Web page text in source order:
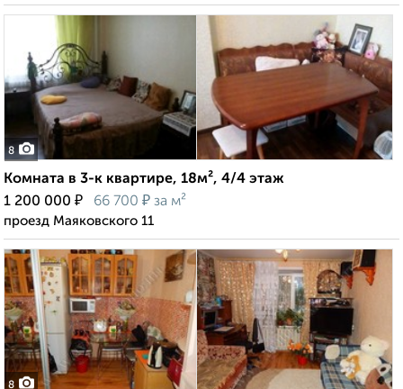
8
Комната в 3-к квартире, 18м², 4/4 этаж
1 200 000 ₽ 66 700 ₽ за м²
проезд Маяковского 11
8